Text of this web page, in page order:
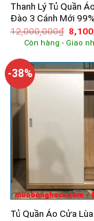
Thanh Lý Tủ Quần
Đào 3 Cánh Mới 99%
12,000,000₫ Giá
gốc
là:
Còn hàng - Giao
-38%
Tủ Quần Áo Cửa